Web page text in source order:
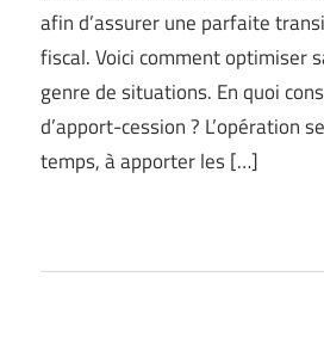
afin d’assurer une parfaite
fiscal. Voici comment optimiser
genre de situations. En quoi
d’apport-cession ? L’opération
temps, à apporter les […]